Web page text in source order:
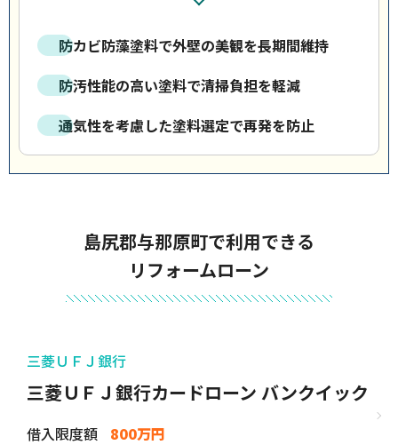
防カビ防藻塗料で外壁の美観を長期間維持
防汚性能の高い塗料で清掃負担を軽減
通気性を考慮した塗料選定で再発を防止
島尻郡与那原町で利用できる
リフォームローン
三菱ＵＦＪ銀行
三菱ＵＦＪ銀行カードローン バンクイック
借入限度額
800万円